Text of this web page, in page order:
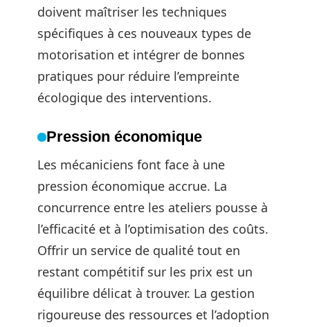
doivent maîtriser les techniques
spécifiques à ces nouveaux types de
motorisation et intégrer de bonnes
pratiques pour réduire l’empreinte
écologique des interventions.
Pression économique
Les mécaniciens font face à une
pression économique accrue. La
concurrence entre les ateliers pousse à
l’efficacité et à l’optimisation des coûts.
Offrir un service de qualité tout en
restant compétitif sur les prix est un
équilibre délicat à trouver. La gestion
rigoureuse des ressources et l’adoption